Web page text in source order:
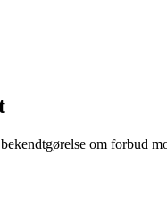
om